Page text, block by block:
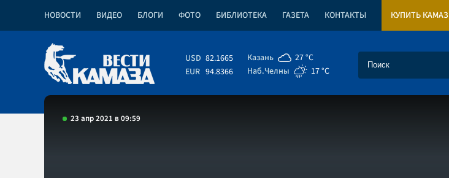
НОВОСТИ ВИДЕО БЛОГИ ФОТО БИБЛИОТЕКА ГАЗЕТА КОНТАКТЫ КУПИТЬ КАМАЗ
USD 82.1665
EUR 94.8366
Казань
27 °C
Наб.Челны
17 °C
23 апр 2021 в 09:59